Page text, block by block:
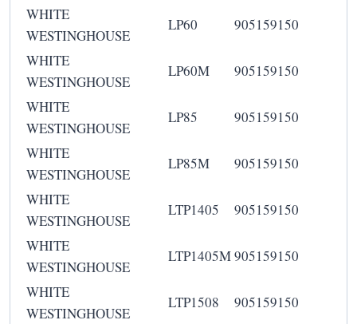
WHITE
WESTINGHOUSE
LP60
905159150
WHITE
WESTINGHOUSE
LP60M
905159150
WHITE
WESTINGHOUSE
LP85
905159150
WHITE
WESTINGHOUSE
LP85M
905159150
WHITE
WESTINGHOUSE
LTP1405
905159150
WHITE
WESTINGHOUSE
LTP1405M905159150
WHITE
WESTINGHOUSE
LTP1508
905159150